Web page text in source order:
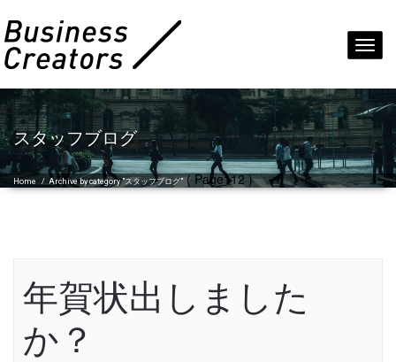
スタッフブログ
Home /Archive by category "スタッフブログ"( Page112 )
年賀状出しました
か？